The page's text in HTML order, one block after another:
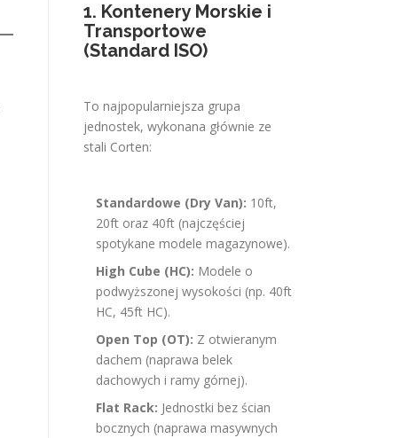
1. Kontenery Morskie i
Transportowe
(Standard ISO)
To najpopularniejsza grupa
jednostek, wykonana głównie ze
stali Corten:
Standardowe (Dry Van): 10ft,
20ft oraz 40ft (najczęściej
spotykane modele magazynowe).
High Cube (HC): Modele o
podwyższonej wysokości (np. 40ft
HC, 45ft HC).
Open Top (OT): Z otwieranym
dachem (naprawa belek
dachowych i ramy górnej).
Flat Rack: Jednostki bez ścian
bocznych (naprawa masywnych